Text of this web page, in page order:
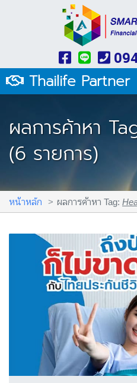
Thailife Partner
ผลการค้าหา
(6 รายการ)
หน้าหลัก ผลการค้าหา Tag: